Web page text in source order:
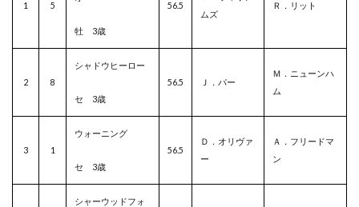
1 5
牡 3歳
56.5
ムズ
Ｒ．リット
2 8
シャドウヒーロー
セ 3歳
56.5 Ｊ．パー
Ｍ．ニューンハ
ム
3 1
ウォーニング
セ 3歳
56.5
Ｄ．オリヴァ
ー
Ａ．フリードマ
ン
シャーウッドフォ